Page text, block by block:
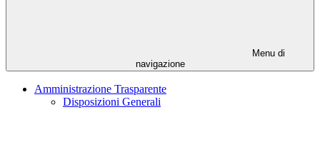
Menu di
navigazione
Amministrazione Trasparente
Disposizioni Generali